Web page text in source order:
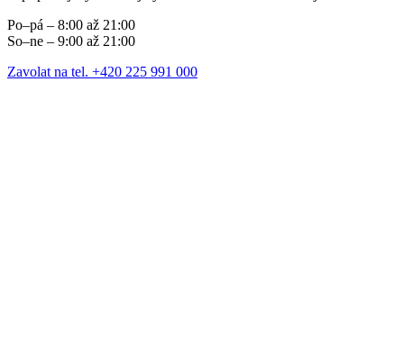
Po–pá – 8:00 až 21:00
So–ne – 9:00 až 21:00
Zavolat na tel. +420 225 991 000